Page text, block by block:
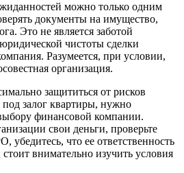
можно только одним
документы на имущество,
Это не является заботой
чистоты сделки
Разумеется, при условии,
организация.
защититься от рисков
залог квартиры, нужно
финансовой компании.
свои деньги, проверьте
убедитесь, что ее ответственность
внимательно изучить условия